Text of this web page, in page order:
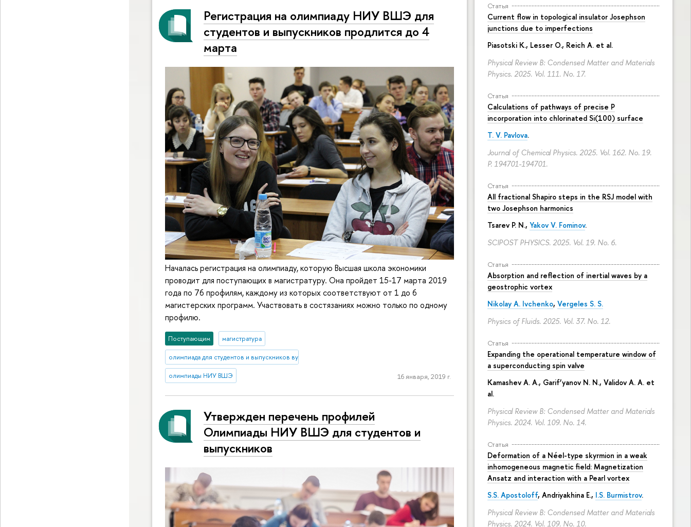
Статья
Current flow in topological insulator Josephson
junctions due to imperfections
Piasotski K., Lesser O., Reich A. et al.
Physical Review B: Condensed Matter and Materials
Physics. 2025. Vol. 111. No. 17.
Статья
Calculations of pathways of precise P
incorporation into chlorinated Si(100) surface
T. V. Pavlova.
Journal of Chemical Physics. 2025. Vol. 162. No. 19.
P. 194701-194701.
Статья
All fractional Shapiro steps in the RSJ model with
two Josephson harmonics
Tsarev P. N., Yakov V. Fominov.
SCIPOST PHYSICS. 2025. Vol. 19. No. 6.
Статья
Absorption and reflection of inertial waves by a
geostrophic vortex
Nikolay A. Ivchenko, Vergeles S. S.
Physics of Fluids. 2025. Vol. 37. No. 12.
Статья
Expanding the operational temperature window of
a superconducting spin valve
Kamashev A. A., Garif’yanov N. N., Validov A. A. et
al.
Physical Review B: Condensed Matter and Materials
Physics. 2024. Vol. 109. No. 14.
Статья
Deformation of a Néel-type skyrmion in a weak
inhomogeneous magnetic field: Magnetization
Ansatz and interaction with a Pearl vortex
S.S. Apostoloff, Andriyakhina E., I.S. Burmistrov.
Physical Review B: Condensed Matter and Materials
Physics. 2024. Vol. 109. No. 10.
Регистрация на олимпиаду НИУ ВШЭ для
студентов и выпускников продлится до 4
марта
Началась регистрация на олимпиаду, которую Высшая школа экономики
проводит для поступающих в магистратуру. Она пройдет 15-17 марта 2019
года по 76 профилям, каждому из которых соответствуют от 1 до 6
магистерских программ. Участвовать в состязаниях можно только по одному
профилю.
Поступающим магистратура
олимпиада для студентов и выпускников вузов
олимпиады НИУ ВШЭ 16 января, 2019 г.
Утвержден перечень профилей
Олимпиады НИУ ВШЭ для студентов и
выпускников